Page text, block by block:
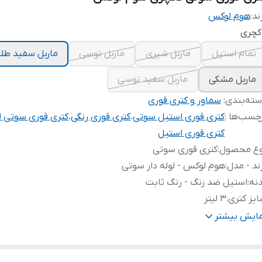
هوم لوکس
تمام استیل
ماربل شیری ماربل توسی ماربل سفید
ماربل مشکی
ماربل سفید توسی
: سماور و کتری قوری
:کتری قوری استیل سوتی،کتری قوری رنگی،کتری قوری سوتی
کتری قوری استیل
محصول:کتری قوری سوتی
- مدل:هوم لوکس - لوله دار سوتی
:استیل ضد زنگ - رنگ ثابت
کتری:۳ لیتر
قوریبیشتر